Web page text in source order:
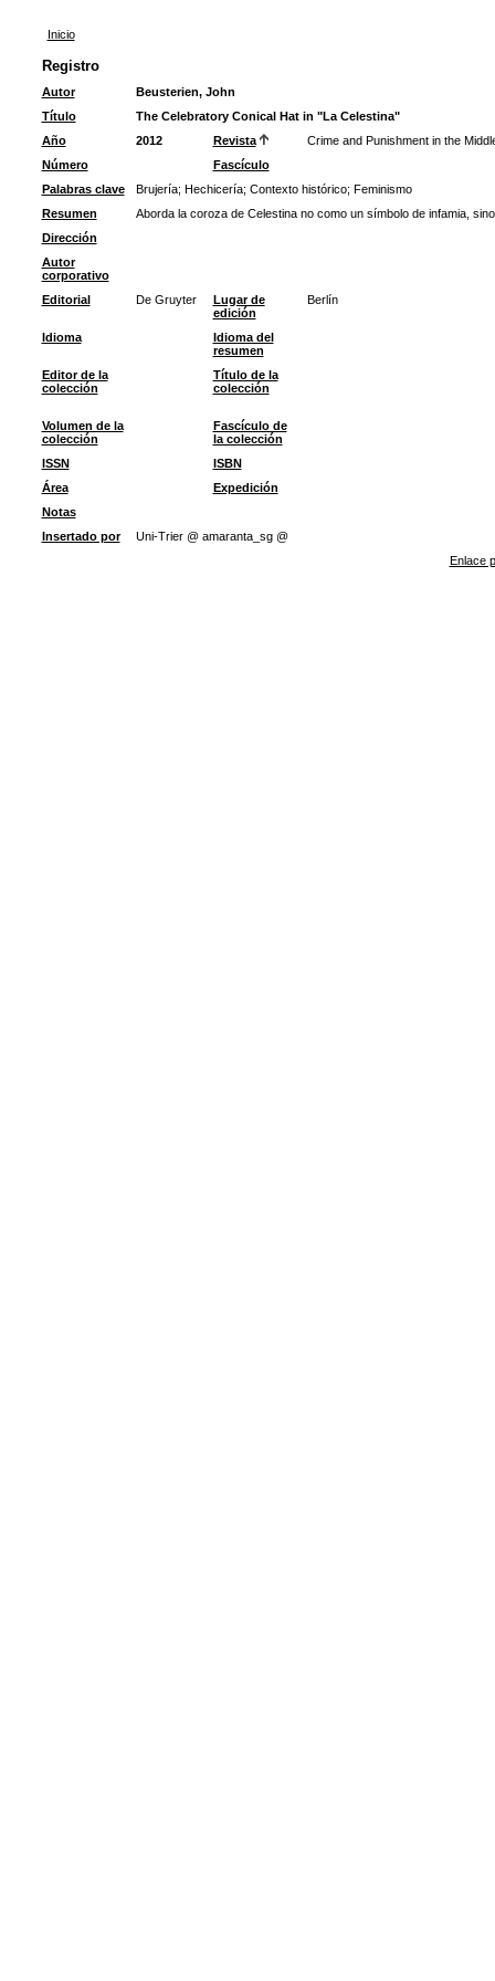
Inicio
Registro
Autor
Beusterien, John
Título
The Celebratory Conical Hat in "La Celestina"
Año
2012 Revista
Crime and Punishment in the
Número
Fascículo
Palabras clave
Brujería; Hechicería; Contexto histórico; Feminismo
Resumen
Aborda la coroza de Celestina no como un símbolo de infamia,
Dirección
Autor
corporativo
Editorial
De Gruyter
Lugar de
edición
Berlín
Idioma
Idioma del
resumen
Editor de la
colección
Título de la
colección
Volumen de la
colección
Fascículo de
la colección
ISSN
ISBN
Área
Expedición
Notas
Insertado por
Uni-Trier @ amaranta_sg @
Enlace